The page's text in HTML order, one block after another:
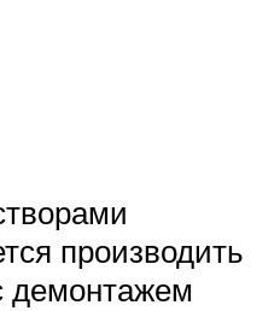
производить
демонтажем